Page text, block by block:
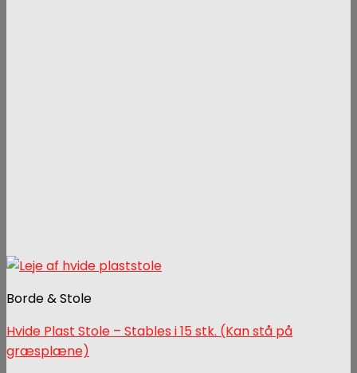
Borde & Stole
Hvide Plast Stole – Stables i 15 stk. (Kan stå på
græsplæne)